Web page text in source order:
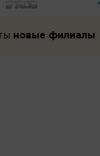
новые филиалы